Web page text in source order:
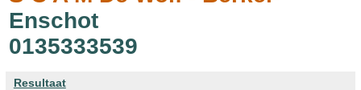
Enschot
0135333539
Resultaat